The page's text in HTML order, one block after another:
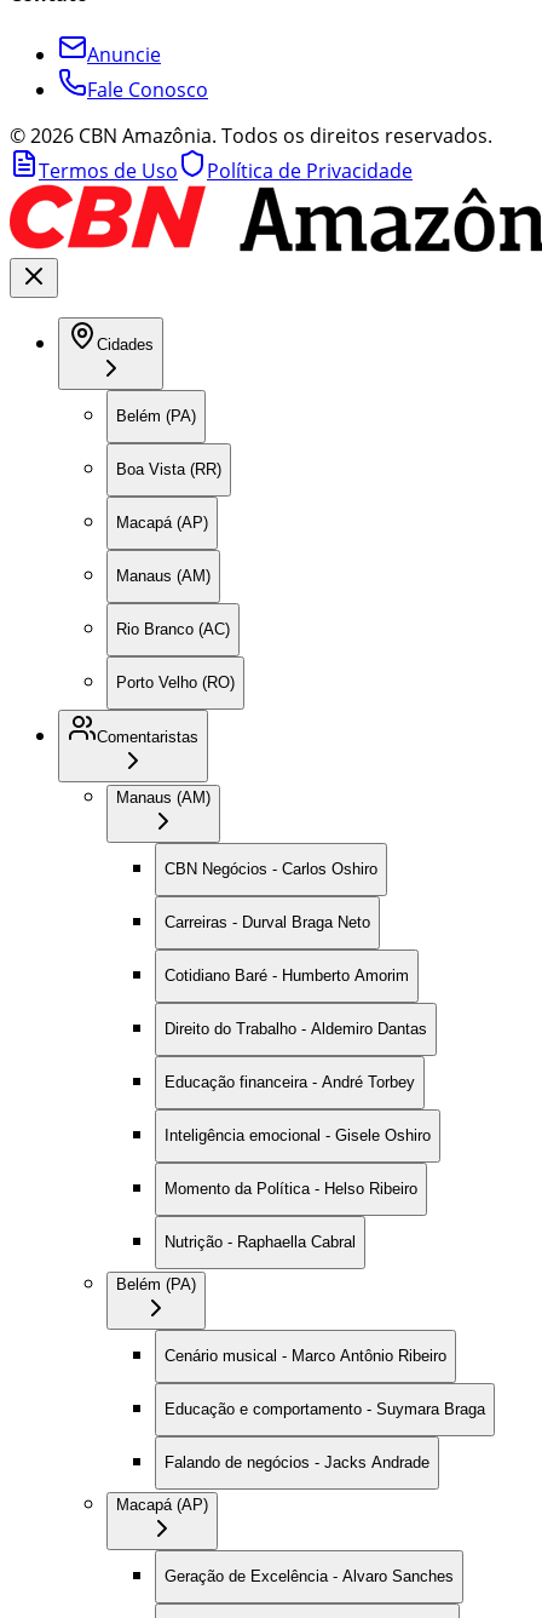
Anuncie
Fale Conosco
©2026 CBN Amazônia. Todos os direitos reservados.
Termos de Uso
Política de Privacidade
Cidades
Belém (PA)
Boa Vista (RR)
Macapá (AP)
Manaus (AM)
Rio Branco (AC)
Porto Velho (RO)
Comentaristas
Manaus (AM)
CBN Negócios - Carlos Oshiro
Carreiras - Durval Braga Neto
Cotidiano Baré - Humberto Amorim
Direito do Trabalho - Aldemiro Dantas
Educação financeira - André Torbey
Inteligência emocional - Gisele Oshiro
Momento da Política - Helso Ribeiro
Nutrição - Raphaella Cabral
Belém (PA)
Cenário musical - Marco Antônio Ribeiro
Educação e comportamento - Suymara Braga
Falando de negócios - Jacks Andrade
Macapá (AP)
Geração de Excelência - Alvaro Sanches